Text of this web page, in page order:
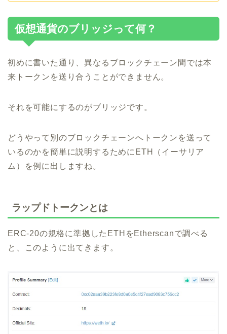
仮想通貨のブリッジって何？
初めに書いた通り、異なるブロックチェーン間では本
来トークンを送り合うことができません。
それを可能にするのがブリッジです。
どうやって別のブロックチェーンへトークンを送って
いるのかを簡単に説明するためにETH（イーサリア
ム）を例に出しますね。
ラップドトークンとは
ERC-20の規格に準拠したETHをEtherscanで調べる
と、このように出てきます。